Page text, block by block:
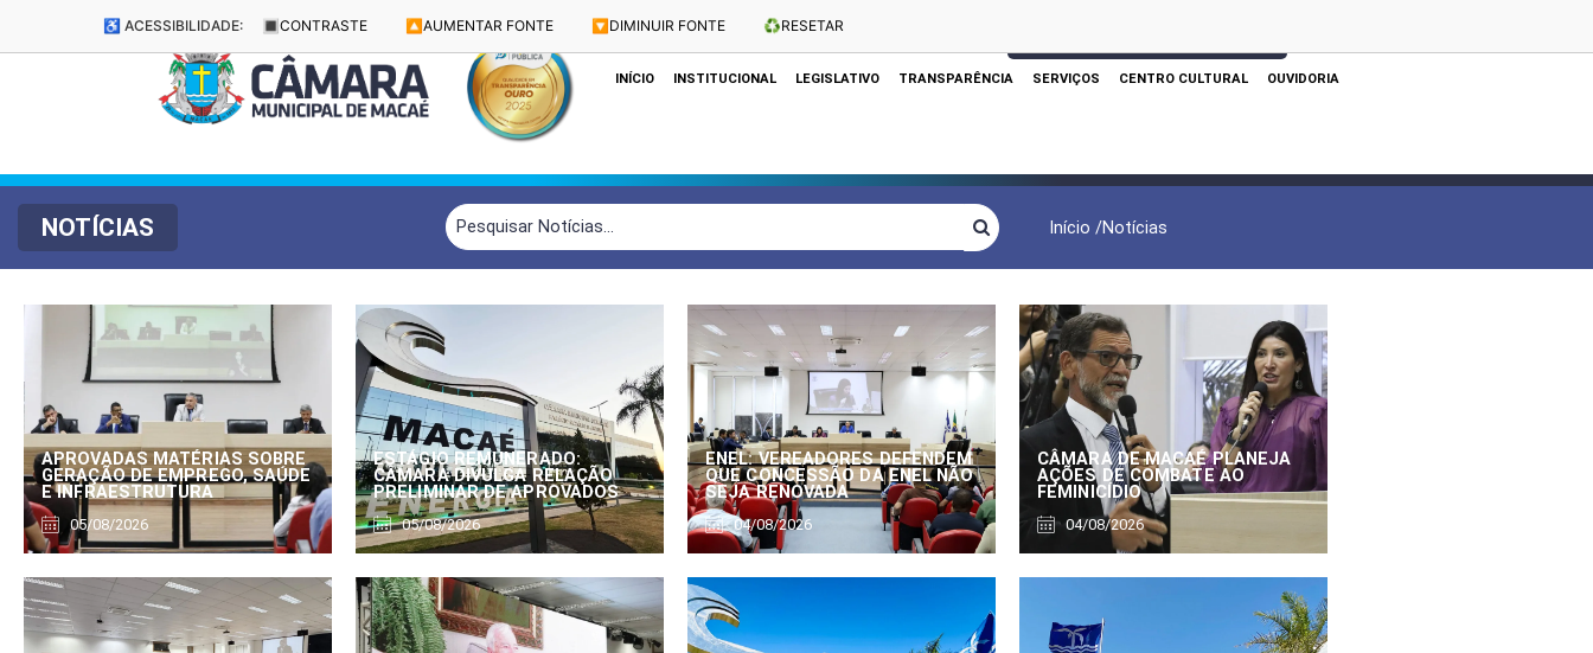
♿ ACESSIBILIDADE: 🔳 CONTRASTE 🔼 AUMENTAR FONTE 🔽 DIMINUIR FONTE ♻️RESETAR
Dias e Horários das Sessões: Terças e Quartas às 10h
INÍCIO INSTITUCIONAL LEGISLATIVO TRANSPARÊNCIA SERVIÇOS CENTRO CULTURAL OUVIDORIA
NOTÍCIAS Início /Notícias
APROVADAS MATÉRIAS SOBRE
GERAÇÃO DE EMPREGO, SAÚDE
E INFRAESTRUTURA
05/08/2026
ESTÁGIO REMUNERADO:
CÂMARA DIVULGA RELAÇÃO
PRELIMINAR DE APROVADOS
05/08/2026
ENEL: VEREADORES DEFENDEM
QUE CONCESSÃO DA ENEL NÃO
SEJA RENOVADA
04/08/2026
CÂMARA DE MACAÉ PLANEJA
AÇÕES DE COMBATE AO
FEMINICÍDIO
04/08/2026